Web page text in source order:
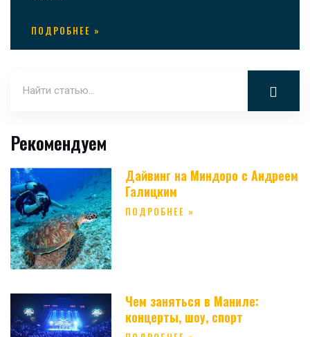
ПОДРОБНЕЕ »
Рекомендуем
Дайвинг на Миндоро с Андреем
Галицким
ПОДРОБНЕЕ »
Чем заняться в Маниле:
концерты, шоу, спорт